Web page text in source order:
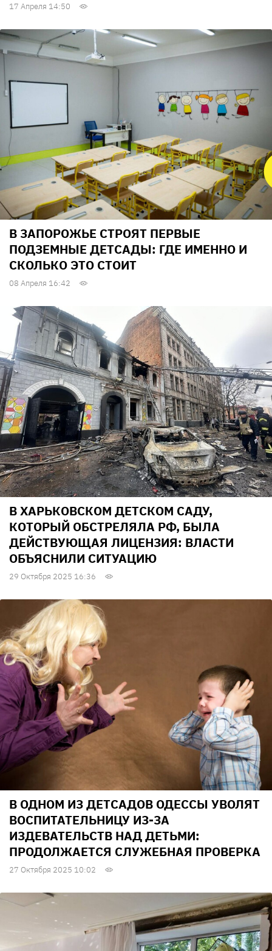
17 Апреля 14:50
В ЗАПОРОЖЬЕ СТРОЯТ ПЕРВЫЕ
ПОДЗЕМНЫЕ ДЕТСАДЫ: ГДЕ ИМЕННО И
СКОЛЬКО ЭТО СТОИТ
08 Апреля 16:42
В ХАРЬКОВСКОМ ДЕТСКОМ САДУ,
КОТОРЫЙ ОБСТРЕЛЯЛА РФ, БЫЛА
ДЕЙСТВУЮЩАЯ ЛИЦЕНЗИЯ: ВЛАСТИ
ОБЪЯСНИЛИ СИТУАЦИЮ
29 Октября 2025 16:36
В ОДНОМ ИЗ ДЕТСАДОВ ОДЕССЫ УВОЛЯТ
ВОСПИТАТЕЛЬНИЦУ ИЗ-ЗА
ИЗДЕВАТЕЛЬСТВ НАД ДЕТЬМИ:
ПРОДОЛЖАЕТСЯ СЛУЖЕБНАЯ ПРОВЕРКА
27 Октября 2025 10:02